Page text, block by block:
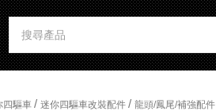
四驅車 / 迷你四驅車改裝配件 / 龍頭/鳳尾/補強配件